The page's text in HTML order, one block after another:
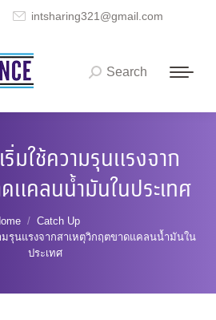
intsharing321@gmail.com
Search:
Search
ริ่มใช้ความรุนแรงจาก
แคลนน้ำมันในประเทศ
Catch Up
มรุนแรงจากสาเหตุวิกฤตขาดแคลนน้ำมันใน
ประเทศ